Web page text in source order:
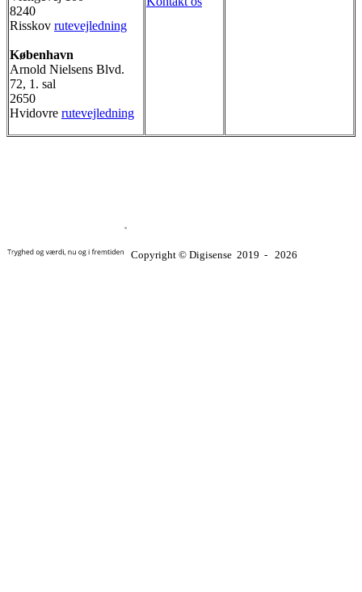
8240
Risskov rutevejledning
København
Arnold Nielsens Blvd.
72, 1. sal
2650
Hvidovre rutevejledning
Copyright © Digisense 2019 ‐ 2026